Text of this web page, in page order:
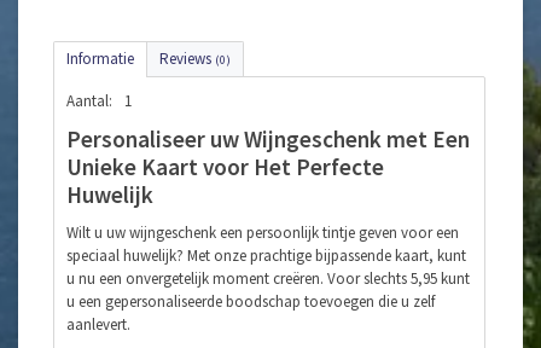
Informatie Reviews (0)
Aantal: 1
Personaliseer uw Wijngeschenk met Een
Unieke Kaart voor Het Perfecte
Huwelijk
Wilt u uw wijngeschenk een persoonlijk tintje geven voor een
speciaal huwelijk? Met onze prachtige bijpassende kaart, kunt
u nu een onvergetelijk moment creëren. Voor slechts 5,95 kunt
u een gepersonaliseerde boodschap toevoegen die u zelf
aanlevert.